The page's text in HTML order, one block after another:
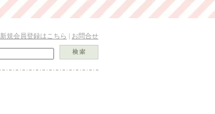
新規会員登録はこちら | お問合せ